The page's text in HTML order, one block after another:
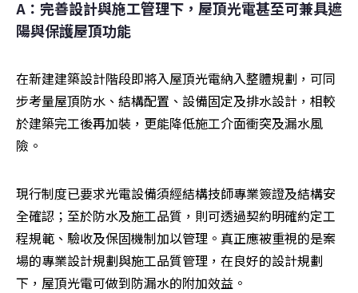
A：完善設計與施工管理下，屋頂光電甚至可兼具遮
陽與保護屋頂功能
在新建建築設計階段即將入屋頂光電納入整體規劃，可同
步考量屋頂防水、結構配置、設備固定及排水設計，相較
於建築完工後再加裝，更能降低施工介面衝突及漏水風
險。
現行制度已要求光電設備須經結構技師專業簽證及結構安
全確認；至於防水及施工品質，則可透過契約明確約定工
程規範、驗收及保固機制加以管理。真正應被重視的是案
場的專業設計規劃與施工品質管理，在良好的設計規劃
下，屋頂光電可做到防漏水的附加效益。